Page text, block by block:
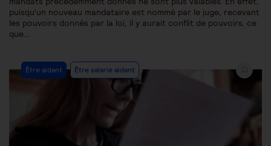
puisqu’un nouveau mandataire est nommé par le juge, recevant
les pouvoirs donnés par la loi, il y aurait conflit de pouvoirs, ce
que…
Post
Category:
Être aidant Être salarié aidant